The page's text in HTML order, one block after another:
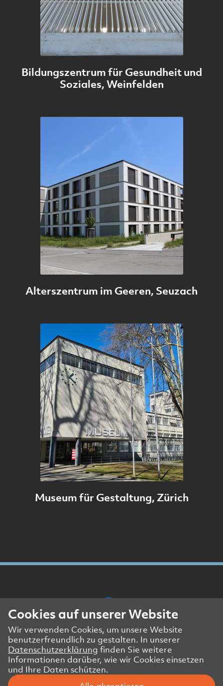
Bildungszentrum für Gesundheit und
Soziales, Weinfelden
Alterszentrum im Geeren, Seuzach
Museum für Gestaltung, Zürich
Presse- und Medienkontakt
Impressum
Datenschutzerklärung Website
Datenschutzerklärung Geschäftspartner
Cookies auf unserer Website
Wir verwenden Cookies, um unsere Website
benutzerfreundlich zu gestalten. In unserer
Datenschutzerklärung finden Sie weitere
Informationen darüber, wie wir Cookies einsetzen
und Ihre Daten schützen.